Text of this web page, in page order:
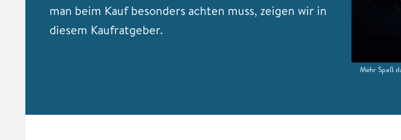
man beim Kauf besonders achten muss, zeigen wir in
diesem Kaufratgeber.
Mehr Spaß